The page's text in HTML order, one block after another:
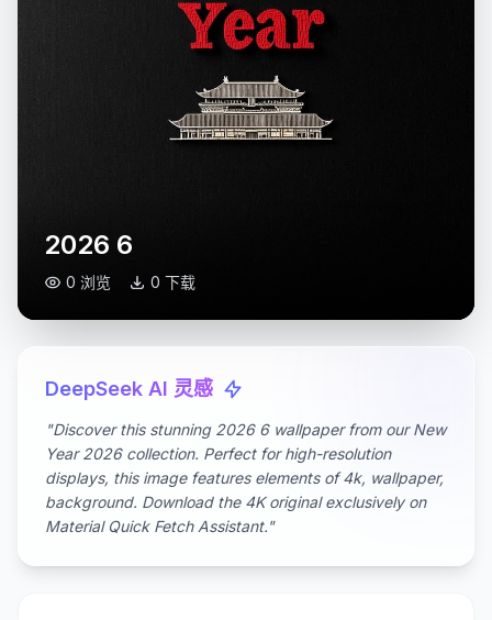
2026 6
0 浏览 0 下载
DeepSeek AI 灵感
"Discover this stunning 2026 6 wallpaper from our New
Year 2026 collection. Perfect for high-resolution
displays, this image features elements of 4k, wallpaper,
background. Download the 4K original exclusively on
Material Quick Fetch Assistant."